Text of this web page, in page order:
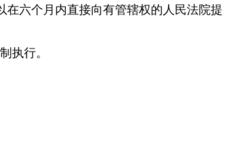
六个月内直接向有管辖权的人民法院提
执行。